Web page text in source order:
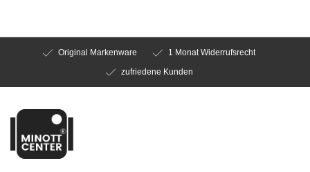
Original Markenware
1 Monat Widerrufsrecht
zufriedene Kunden